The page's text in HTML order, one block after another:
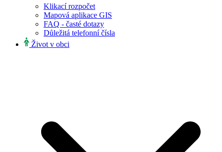
Klikací rozpočet
Mapová aplikace GIS
FAQ - časté dotazy
Důležitá telefonní čísla
Život v obci